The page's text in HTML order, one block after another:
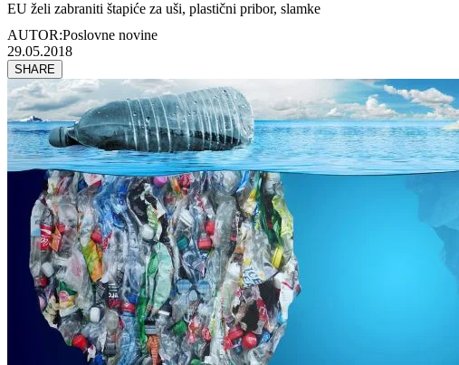
EU želi zabraniti štapiće za uši, plastični pribor, slamke
AUTOR:Poslovne novine
29.05.2018
SHARE